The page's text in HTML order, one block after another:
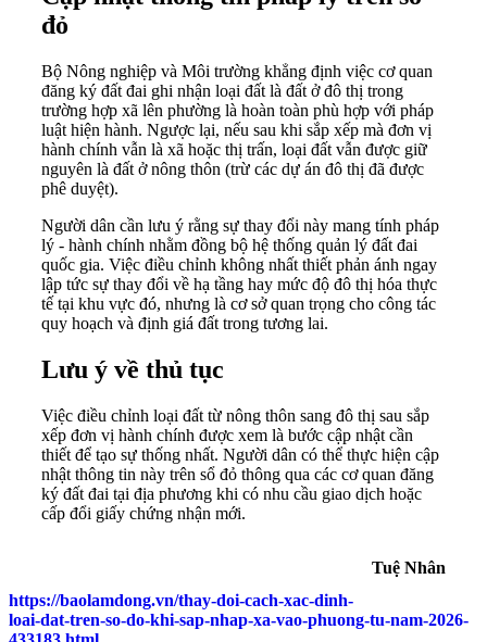
đỏ
Bộ Nông nghiệp và Môi trường khẳng định việc cơ quan
đăng ký đất đai ghi nhận loại đất là đất ở đô thị trong
trường hợp xã lên phường là hoàn toàn phù hợp với pháp
luật hiện hành. Ngược lại, nếu sau khi sắp xếp mà đơn vị
hành chính vẫn là xã hoặc thị trấn, loại đất vẫn được giữ
nguyên là đất ở nông thôn (trừ các dự án đô thị đã được
phê duyệt).
Người dân cần lưu ý rằng sự thay đổi này mang tính pháp
lý - hành chính nhằm đồng bộ hệ thống quản lý đất đai
quốc gia. Việc điều chỉnh không nhất thiết phản ánh ngay
lập tức sự thay đổi về hạ tầng hay mức độ đô thị hóa thực
tế tại khu vực đó, nhưng là cơ sở quan trọng cho công tác
quy hoạch và định giá đất trong tương lai.
Lưu ý về thủ tục
Việc điều chỉnh loại đất từ nông thôn sang đô thị sau sắp
xếp đơn vị hành chính được xem là bước cập nhật cần
thiết để tạo sự thống nhất. Người dân có thể thực hiện cập
nhật thông tin này trên sổ đỏ thông qua các cơ quan đăng
ký đất đai tại địa phương khi có nhu cầu giao dịch hoặc
cấp đổi giấy chứng nhận mới.
Tuệ Nhân
https://baolamdong.vn/thay-doi-cach-xac-dinh-
loai-dat-tren-so-do-khi-sap-nhap-xa-vao-phuong-tu-nam-2026-